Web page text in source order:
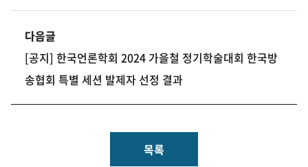
다음글
[공지] 한국언론학회 2024 가을철 정기학술대회 한국방
송협회 특별 세션 발제자 선정 결과
목록